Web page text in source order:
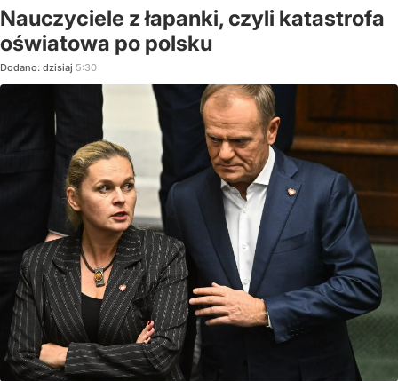
Nauczyciele z łapanki, czyli katastrofa
oświatowa po polsku
Dodano: dzisiaj 5:30